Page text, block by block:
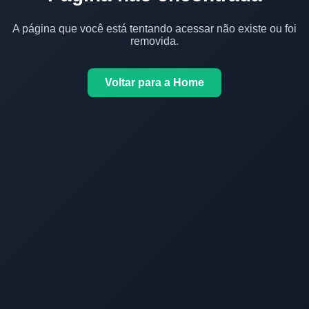
A página que você está tentando acessar não existe ou foi
removida.
Voltar para a Home